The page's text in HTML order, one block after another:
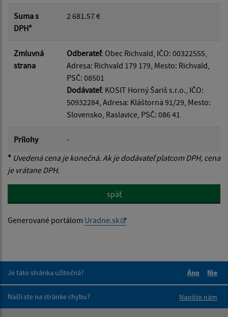
Suma s
DPH*
2 681.57 €
Zmluvná
strana
Odberateľ: Obec Richvald, IČO: 00322555,
Adresa: Richvald 179 179, Mesto: Richvald,
PSČ: 08501
Dodávateľ: KOSIT Horný Šariš s.r.o., IČO:
50932284, Adresa: Kláštorná 91/29, Mesto:
Slovensko, Raslavice, PSČ: 086 41
Prílohy
-
* Uvedená cena je konečná. Ak je dodávateľ platcom DPH, cena
je vrátane DPH.
späť
Generované portálom Uradne.sk
Je táto stránka užitočná?
Áno
Nie
Našli ste na stránke chybu?
Napíšte nám